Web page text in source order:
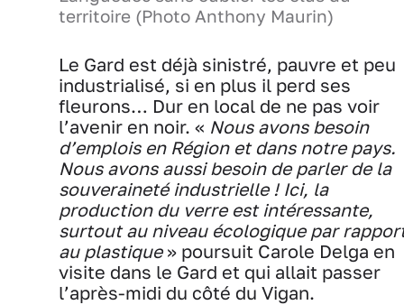
territoire (Photo Anthony Maurin)
Le Gard est déjà sinistré, pauvre et peu
industrialisé, si en plus il perd ses
fleurons… Dur en local de ne pas voir
l’avenir en noir. « Nous avons besoin
d’emplois en Région et dans notre pays.
Nous avons aussi besoin de parler de la
souveraineté industrielle ! Ici, la
production du verre est intéressante,
surtout au niveau écologique par
au plastique» poursuit Carole Delga en
visite dans le Gard et qui allait passer
l’après-midi du côté du Vigan.